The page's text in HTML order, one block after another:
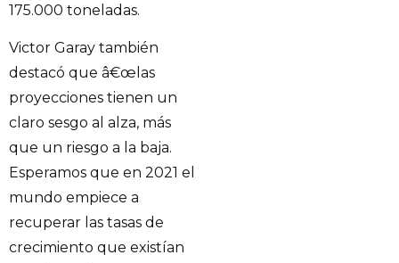
175.000 toneladas.
Victor Garay también
destacó que â€œlas
proyecciones tienen un
claro sesgo al alza, más
que un riesgo a la baja.
Esperamos que en 2021 el
mundo empiece a
recuperar las tasas de
crecimiento que existían